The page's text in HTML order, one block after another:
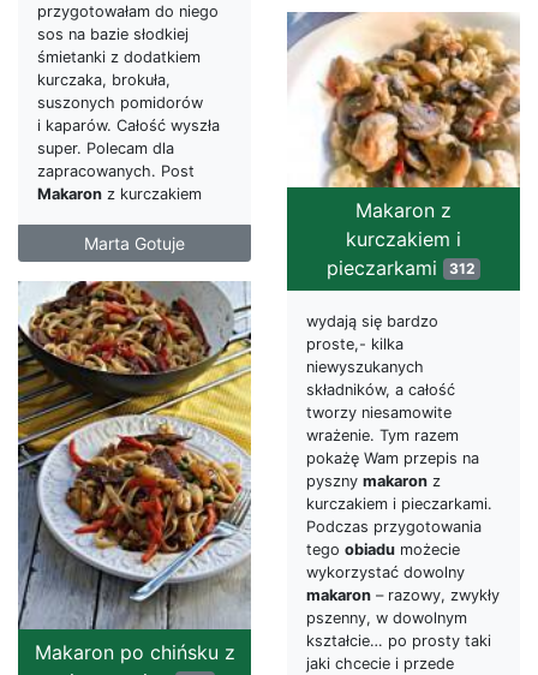
przygotowałam do niego
sos na bazie słodkiej
śmietanki z dodatkiem
kurczaka, brokuła,
suszonych pomidorów
i kaparów. Całość wyszła
super. Polecam dla
zapracowanych. Post
Makaron z kurczakiem
Marta Gotuje
Makaron z
kurczakiem i
pieczarkami
312
wydają się bardzo
proste,- kilka
niewyszukanych
składników, a całość
tworzy niesamowite
wrażenie. Tym razem
pokażę Wam przepis na
pyszny makaron z
kurczakiem i pieczarkami.
Podczas przygotowania
tego obiadu możecie
wykorzystać dowolny
makaron – razowy, zwykły
pszenny, w dowolnym
kształcie… po prosty taki
jaki chcecie i przede
Makaron po chińsku z